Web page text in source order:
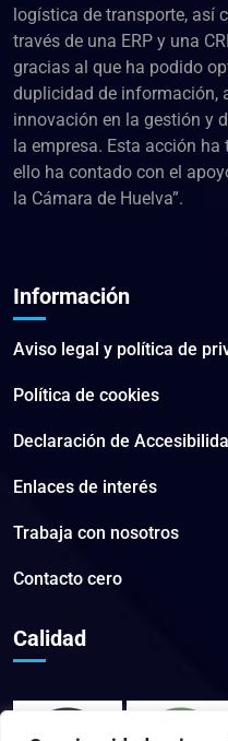
logística de transporte, así
través de una ERP y una
gracias al que ha podido
duplicidad de información,
innovación en la gestión y
la empresa. Esta acción
ello ha contado con el
la Cámara de Huelva”.
Información
Aviso legal y política de
Política de cookies
Declaración de
Enlaces de interés
Trabaja con nosotros
Contacto cero
Calidad